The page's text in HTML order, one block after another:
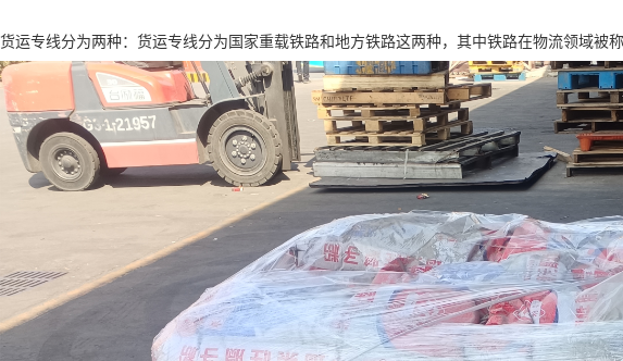
货运专线分为两种：货运专线分为国家重载铁路和地方铁路这两种，其中铁路在物流领域被